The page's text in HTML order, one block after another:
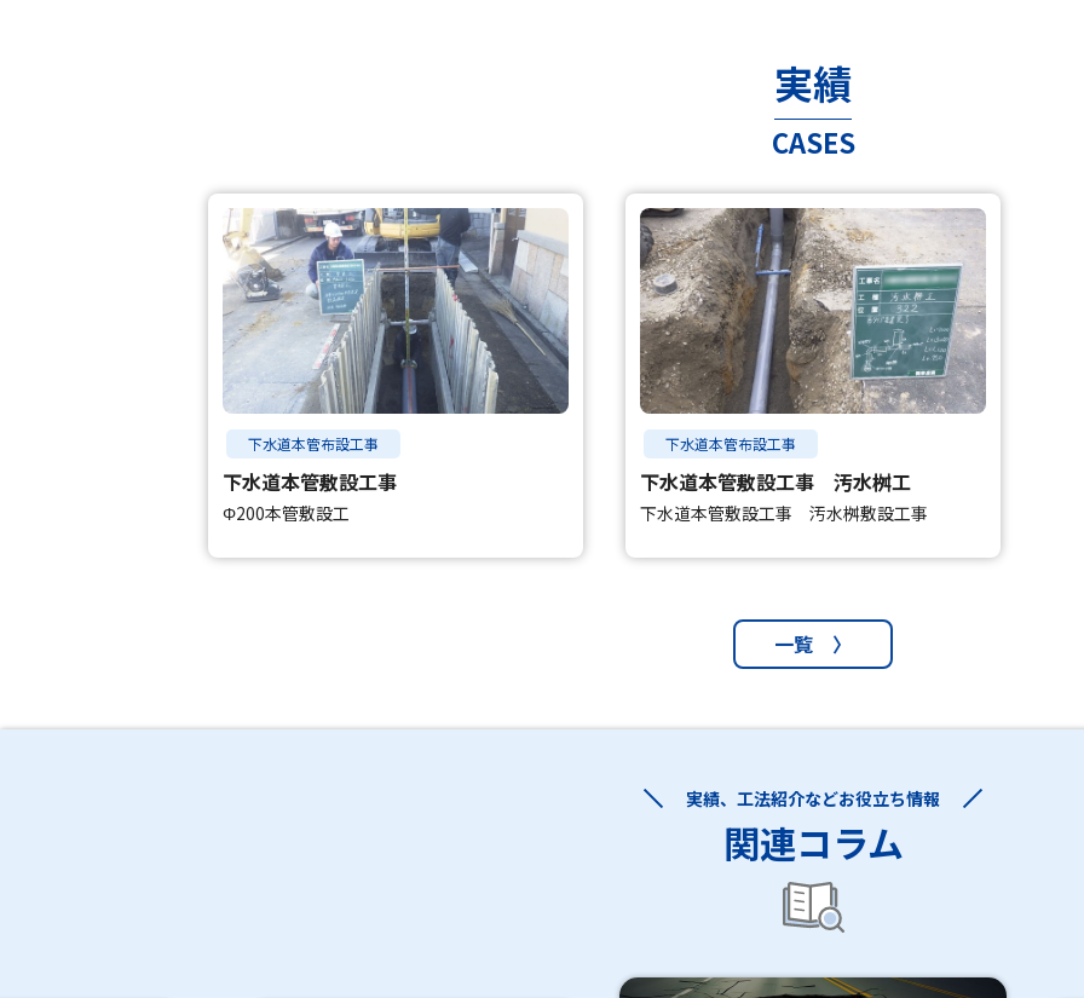
実績
CASES
下水道本管布設工事
下水道本管敷設工事
Φ200本管敷設工
下水道本管布設工事
下水道本管敷設工事 汚水桝工
下水道本管敷設工事 汚水桝敷設工事
一覧 〉
実績、工法紹介などお役立ち情報
関連コラム